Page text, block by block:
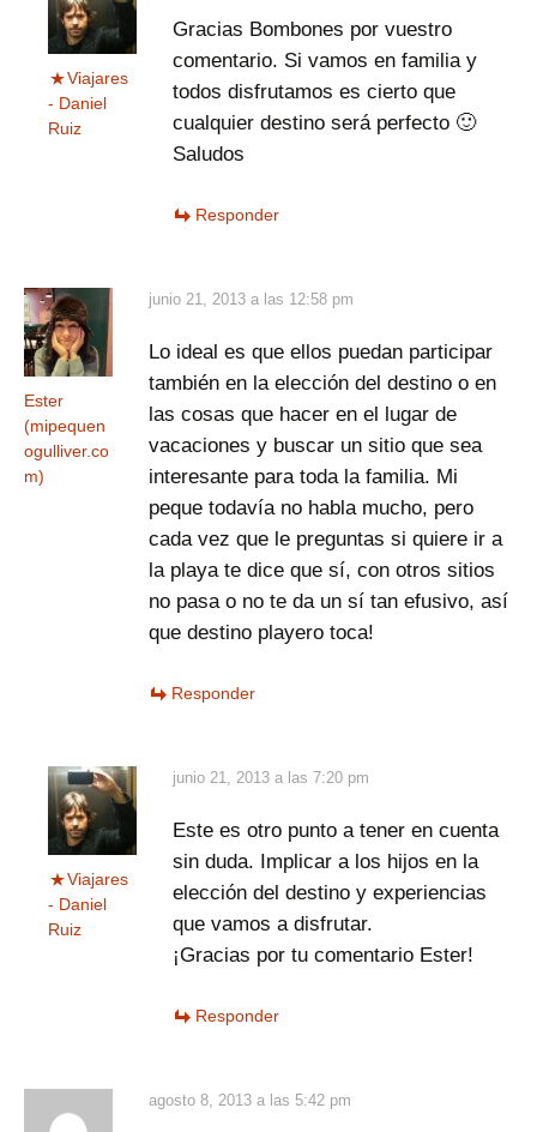
Viajares
- Daniel
Ruiz
Gracias Bombones por vuestro
comentario. Si vamos en familia y
todos disfrutamos es cierto que
cualquier destino será perfecto 🙂
Saludos
Responder
Ester
(mipequen
ogulliver.co
m)
junio 21, 2013 a las 12:58 pm
Lo ideal es que ellos puedan participar
también en la elección del destino o en
las cosas que hacer en el lugar de
vacaciones y buscar un sitio que sea
interesante para toda la familia. Mi
peque todavía no habla mucho, pero
cada vez que le preguntas si quiere ir a
la playa te dice que sí, con otros sitios
no pasa o no te da un sí tan efusivo, así
que destino playero toca!
Responder
Viajares
- Daniel
Ruiz
junio 21, 2013 a las 7:20 pm
Este es otro punto a tener en cuenta
sin duda. Implicar a los hijos en la
elección del destino y experiencias
que vamos a disfrutar.
¡Gracias por tu comentario Ester!
Responder
agosto 8, 2013 a las 5:42 pm